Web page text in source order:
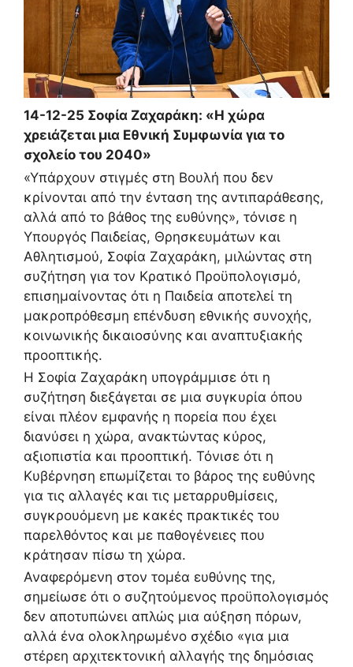
14-12-25 Σοφία Ζαχαράκη: «Η χώρα
χρειάζεται μια Εθνική Συμφωνία για το
σχολείο του 2040»
«Υπάρχουν στιγμές στη Βουλή που δεν
κρίνονται από την ένταση της αντιπαράθεσης,
αλλά από το βάθος της ευθύνης», τόνισε η
Υπουργός Παιδείας, Θρησκευμάτων και
Αθλητισμού, Σοφία Ζαχαράκη, μιλώντας στη
συζήτηση για τον Κρατικό Προϋπολογισμό,
επισημαίνοντας ότι η Παιδεία αποτελεί τη
μακροπρόθεσμη επένδυση εθνικής συνοχής,
κοινωνικής δικαιοσύνης και αναπτυξιακής
προοπτικής.
Η Σοφία Ζαχαράκη υπογράμμισε ότι η
συζήτηση διεξάγεται σε μια συγκυρία όπου
είναι πλέον εμφανής η πορεία που έχει
διανύσει η χώρα, ανακτώντας κύρος,
αξιοπιστία και προοπτική. Τόνισε ότι η
Κυβέρνηση επωμίζεται το βάρος της ευθύνης
για τις αλλαγές και τις μεταρρυθμίσεις,
συγκρουόμενη με κακές πρακτικές του
παρελθόντος και με παθογένειες που
κράτησαν πίσω τη χώρα.
Αναφερόμενη στον τομέα ευθύνης της,
σημείωσε ότι ο συζητούμενος προϋπολογισμός
δεν αποτυπώνει απλώς μια αύξηση πόρων,
αλλά ένα ολοκληρωμένο σχέδιο «για μια
στέρεη αρχιτεκτονική αλλαγής της δημόσιας